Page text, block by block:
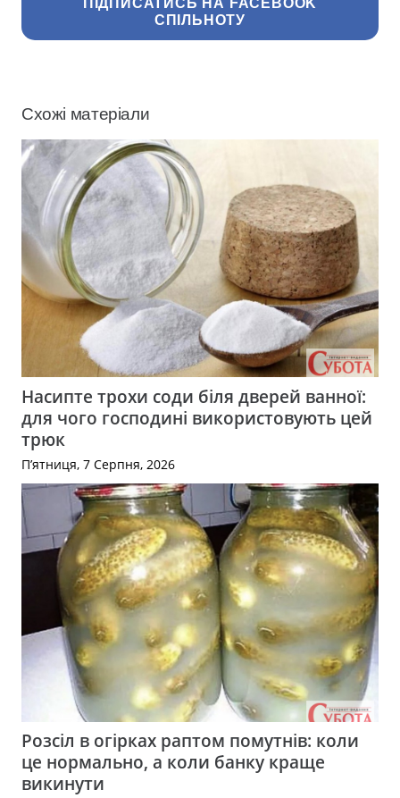
ПІДПИСАТИСЬ НА FACEBOOK
СПІЛЬНОТУ
Схожі матеріали
Насипте трохи соди біля дверей ванної:
для чого господині використовують цей
трюк
П’ятниця, 7 Серпня, 2026
Розсіл в огірках раптом помутнів: коли
це нормально, а коли банку краще
викинути